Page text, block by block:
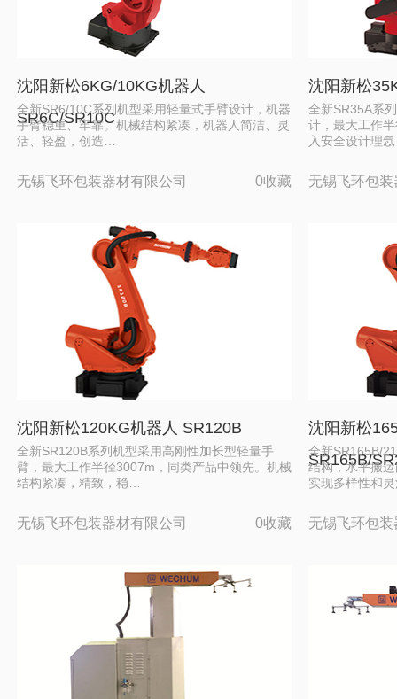
沈阳新松6KG/10KG机器人
SR6C/SR10C
全新SR6/10C系列机型采用轻量式手臂设计，机器
手臂稳重、牢靠。机械结构紧凑，机器人简洁、灵
活、轻盈，创造…
无锡飞环包装器材有限公司 0收藏
沈阳新松
全新SR35A系
计，最大工作
入安全设计理
无锡飞环包
沈阳新松120KG机器人 SR120B
全新SR120B系列机型采用高刚性加长型轻量手
臂，最大工作半径3007m，同类产品中领先。机械
结构紧凑，精致，稳…
无锡飞环包装器材有限公司 0收藏
沈阳新松
SR165B/
全新SR165B/
结构，水平搬
实现多样性和
无锡飞环包